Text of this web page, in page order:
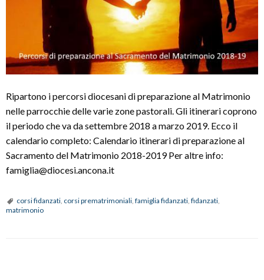
Ripartono i percorsi diocesani di preparazione al Matrimonio
nelle parrocchie delle varie zone pastorali. Gli itinerari coprono
il periodo che va da settembre 2018 a marzo 2019. Ecco il
calendario completo: Calendario itinerari di preparazione al
Sacramento del Matrimonio 2018-2019 Per altre info:
famiglia@diocesi.ancona.it
corsi fidanzati corsi prematrimoniali famiglia fidanzati fidanzati
matrimonio